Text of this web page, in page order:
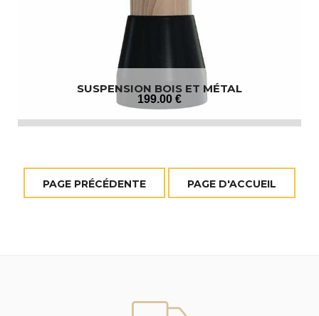
SUSPENSION BOIS ET MÉTAL
199.00 €